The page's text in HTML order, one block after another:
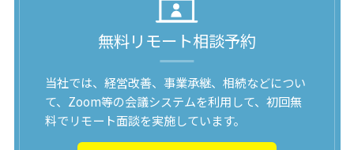
無料リモート相談予約
当社では、経営改善、事業承継、相続などについ
て、Zoom等の会議システムを利用して、初回無
料でリモート面談を実施しています。